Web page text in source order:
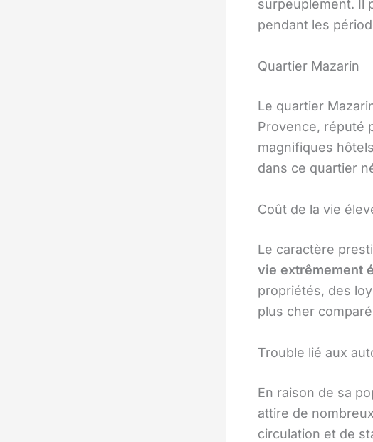
surpeuplement. Il
pendant les
Quartier Mazarin
Le quartier
Provence, réputé
magnifiques
dans ce quartier
Coût de la vie
Le caractère
vie extrêmement
propriétés, des
plus cher
Trouble lié aux
En raison de sa
attire de nombreux
circulation et de